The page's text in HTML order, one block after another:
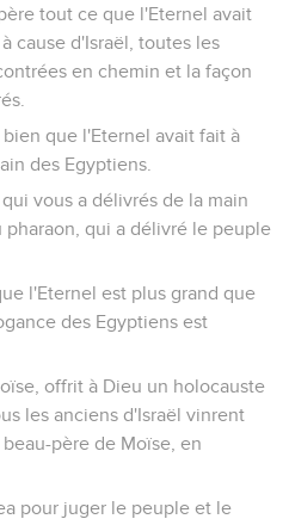
tout ce que l'Eternel avait
cause d'Israël, toutes les
en chemin et la façon
que l'Eternel avait fait à
des Egyptiens.
vous a délivrés de la main
qui a délivré le peuple
l'Eternel est plus grand que
des Egyptiens est
offrit à Dieu un holocauste
les anciens d'Israël vinrent
père de Moïse, en
pour juger le peuple et le